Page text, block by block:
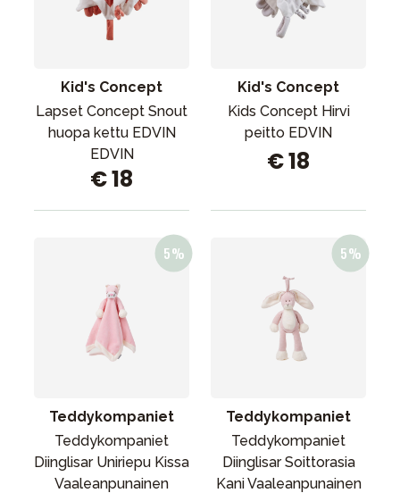
Kid's Concept
Lapset Concept Snout
huopa kettu EDVIN
EDVIN
€ 18
Kid's Concept
Kids Concept Hirvi
peitto EDVIN
€ 18
Teddykompaniet
Teddykompaniet
Diinglisar Uniriepu Kissa
Vaaleanpunainen
Teddykompaniet
Teddykompaniet
Diinglisar Soittorasia
Kani Vaaleanpunainen
Kampanjat
Lahjavinkkejä
Aurinko ja uinti
Opas
Ota meihin yhteyttä osoitteessa